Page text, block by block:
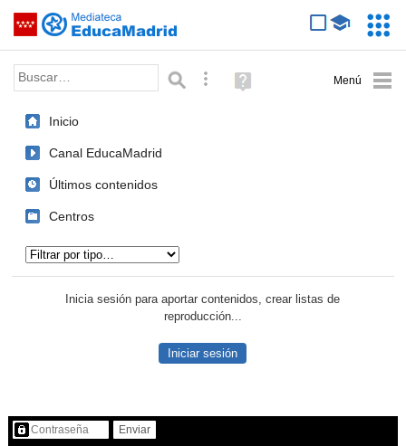
Saltar navegación
Palabra o frase: Búsqueda avanzada
Ayuda
(en
Inicio
Canal EducaMadrid
Últimos contenidos
Centros
Inicia sesión para aportar contenidos, crear listas de
reproducción...
Iniciar sesión
Contenido protegido…